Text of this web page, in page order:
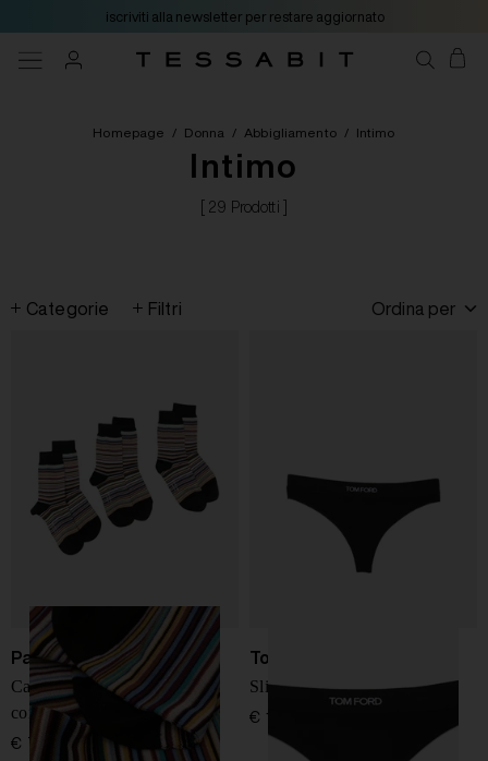
iscriviti alla newsletter per restare aggiornato
Homepage / Donna / Abbigliamento / Intimo
Intimo
[ 29 Prodotti ]
Categorie Filtri Ordina per
Paul Smith
Calzini Signature Stripe -
confezione da 3
€ 70,00
Tom Ford
Slip perizoma logo
€ 115,00